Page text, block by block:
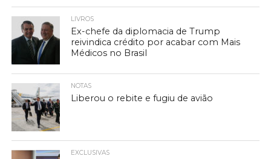
LIVROS
Ex-chefe da diplomacia de Trump
reivindica crédito por acabar com Mais
Médicos no Brasil
NOTAS
Liberou o rebite e fugiu de avião
EXCLUSIVAS